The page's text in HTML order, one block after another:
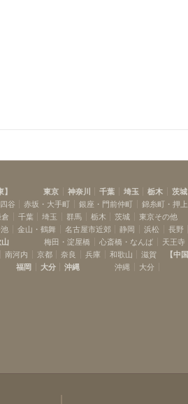
】 東京 神奈川 千葉 埼玉 栃木 茨城
谷 赤坂・大手町 銀座・門前仲町
錦糸町・押上
千葉 埼玉 群馬 栃木 茨城 東京その他
金山・鶴舞 名古屋市近郊 静岡 浜松 長野
梅田・淀屋橋 心斎橋・なんば
天王寺
南河内 京都 奈良 兵庫 和歌山 滋賀 【中国
福岡 大分 沖縄 沖縄
大分